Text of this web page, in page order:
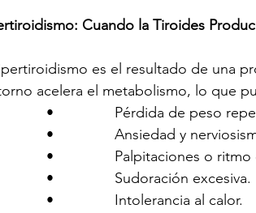
Cuando la Tiroides
es el resultado de una
acelera el metabolismo, lo que
Pérdida de peso
Ansiedad y
Palpitaciones o ritmo
Sudoración excesiva.
Intolerancia al calor.